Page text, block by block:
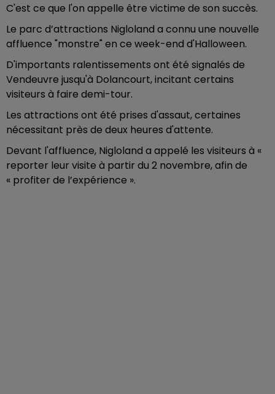
C'est ce que l'on appelle être victime de son succès.
Le parc d’attractions Nigloland a connu une nouvelle
affluence "monstre" en ce week-end d'Halloween.
D'importants ralentissements ont été signalés de
Vendeuvre jusqu'à Dolancourt, incitant certains
visiteurs à faire demi-tour.
Les attractions ont été prises d'assaut, certaines
nécessitant près de deux heures d'attente.
Devant l'affluence, Nigloland a appelé les visiteurs à «
reporter leur visite à partir du 2 novembre, afin de
« profiter de l’expérience ».